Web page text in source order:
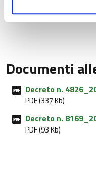
Documenti
Decreto n.
PDF (337 Kb)
Decreto n.
PDF (93 Kb)